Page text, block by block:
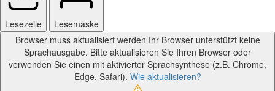
Lesezeile
Lesemaske
Browser muss aktualisiert werden Ihr Browser unterstützt keine
Sprachausgabe. Bitte aktualisieren Sie Ihren Browser oder
verwenden Sie einen mit aktivierter Sprachsynthese (z.B. Chrome,
Edge, Safari). Wie aktualisieren?